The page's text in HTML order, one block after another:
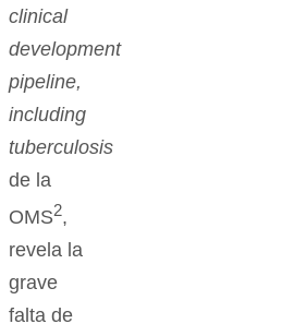
clinical
development
pipeline,
including
tuberculosis
de la
OMS2,
revela la
grave
falta de